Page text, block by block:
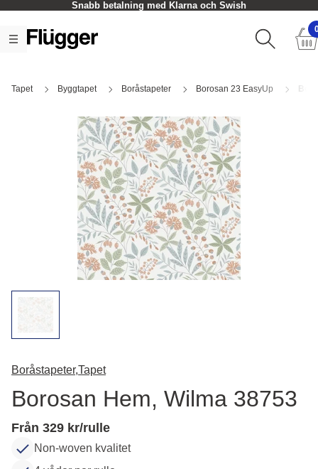
Snabb betalning med Klarna och Swish
Tapet Byggtapet Boråstapeter Borosan 23 EasyUp
Boråstapeter,Tapet
Borosan Hem, Wilma 38753
Från 329 kr/rulle
Non-woven kvalitet